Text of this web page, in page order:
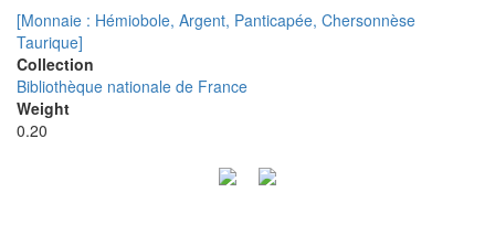
[Monnaie : Hémiobole, Argent, Panticapée, Chersonnèse
Taurique]
Collection
Bibliothèque nationale de France
Weight
0.20